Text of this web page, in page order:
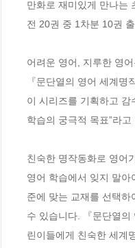
만화로 재미있게 만나는
전 20권 중 1차분 10권
어려운 영어, 지루한 영
『문단열의 영어 세계
이 시리즈를 기획하고
학습의 궁극적 목표”라고
친숙한 명작동화로 영어
영어 학습에서 잊지 말아
준에 맞는 교재를 선택
수 있습니다. 『문단열
린이들에게 친숙한 세계